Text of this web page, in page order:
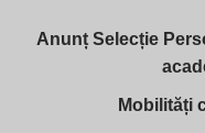
Anunț Selecție
Mobilități